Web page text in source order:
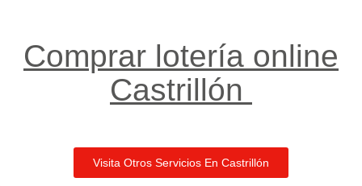
Comprar lotería online
Castrillón ​
Visita Otros Servicios En Castrillón